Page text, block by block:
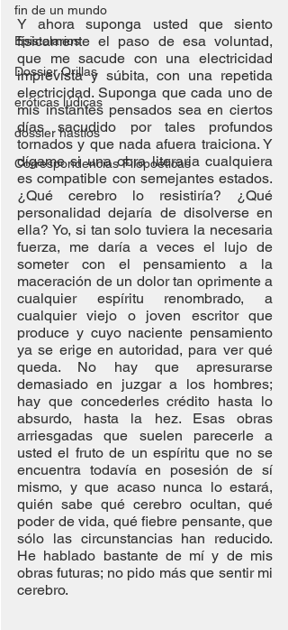
fin de un mundo
Epistolarios
Dossier Orillas
eróticas lúdicas
dossier hastíos
Correspondencias Filopoéticas
Y ahora suponga usted que siento
físicamente el paso de esa voluntad,
que me sacude con una electricidad
imprevista y súbita, con una repetida
electricidad. Suponga que cada uno de
mis instantes pensados sea en ciertos
días sacudido por tales profundos
tornados y que nada afuera traiciona. Y
dígame si una obra literaria cualquiera
es compatible con semejantes estados.
¿Qué cerebro lo resistiría? ¿Qué
personalidad dejaría de disolverse en
ella? Yo, si tan solo tuviera la necesaria
fuerza, me daría a veces el lujo de
someter con el pensamiento a la
maceración de un dolor tan oprimente a
cualquier espíritu renombrado, a
cualquier viejo o joven escritor que
produce y cuyo naciente pensamiento
ya se erige en autoridad, para ver qué
queda. No hay que apresurarse
demasiado en juzgar a los hombres;
hay que concederles crédito hasta lo
absurdo, hasta la hez. Esas obras
arriesgadas que suelen parecerle a
usted el fruto de un espíritu que no se
encuentra todavía en posesión de sí
mismo, y que acaso nunca lo estará,
quién sabe qué cerebro ocultan, qué
poder de vida, qué fiebre pensante, que
sólo las circunstancias han reducido.
He hablado bastante de mí y de mis
obras futuras; no pido más que sentir mi
cerebro.